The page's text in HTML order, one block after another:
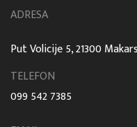
ADRESA
Put Volicije 5, 21300
TELEFON
099 542 7385